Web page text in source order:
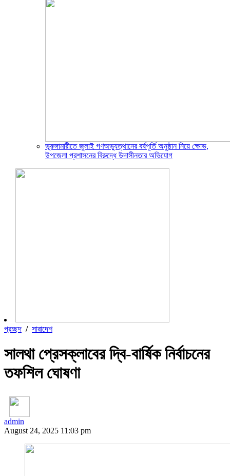
ভূরুঙ্গামারীতে জুলাই গণঅভ্যুত্থানের বর্ষপূর্তি অনুষ্ঠান নিয়ে ক্ষোভ,
উপজেলা প্রশাসনের বিরুদ্ধে উদাসীনতার অভিযোগ
প্রচ্ছদ / সারাদেশ
সালথা প্রেসক্লাবের দ্বি-বার্ষিক নির্বাচনের
তফশিল ঘোষণা
admin
August 24, 2025 11:03 pm